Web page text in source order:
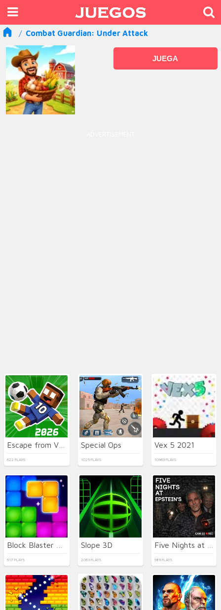
Combat Guardian: Under Attack
JUEGA
622 PLAYS
Special Ops
1025 PLAYS
Vex 5 2021
10963 PLAYS
617 PLAYS
Slope 3D
2063 PLAYS 989 PLAYS